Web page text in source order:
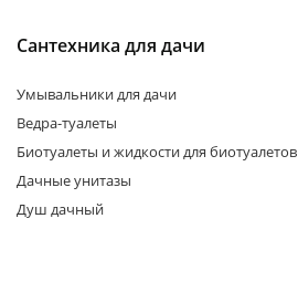
Сантехника для дачи
Умывальники для дачи
Ведра-туалеты
Биотуалеты и жидкости для биотуалетов
Дачные унитазы
Душ дачный